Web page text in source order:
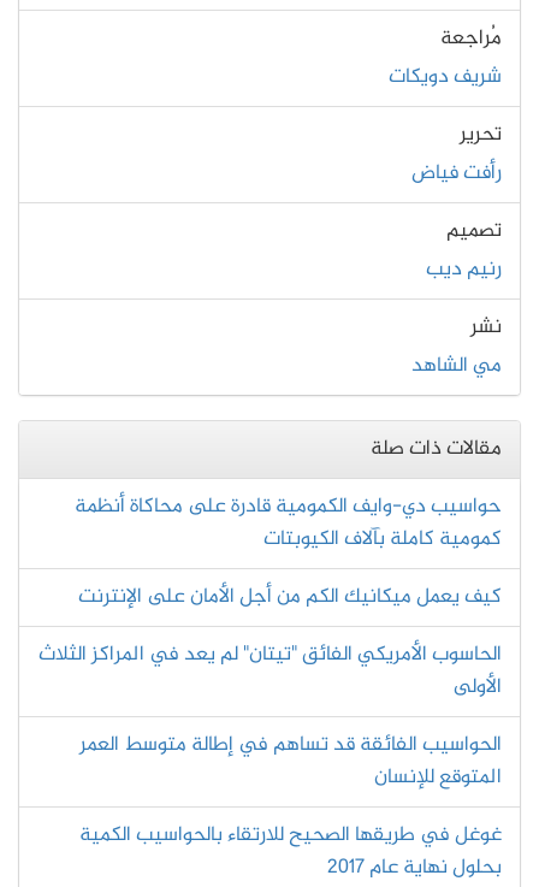
مُراجعة
شريف دويكات
تحرير
رأفت فياض
تصميم
رنيم ديب
نشر
مي الشاهد
مقالات ذات صلة
حواسيب دي-وايف الكمومية قادرة على محاكاة أنظمة
كمومية كاملة بآلاف الكيوبتات
كيف يعمل ميكانيك الكم من أجل الأمان على الإنترنت
الحاسوب الأمريكي الفائق "تيتان" لم يعد في المراكز الثلاث
الأولى
الحواسيب الفائقة قد تساهم في إطالة متوسط العمر
المتوقع للإنسان
غوغل في طريقها الصحيح للارتقاء بالحواسيب الكمية
بحلول نهاية عام 2017